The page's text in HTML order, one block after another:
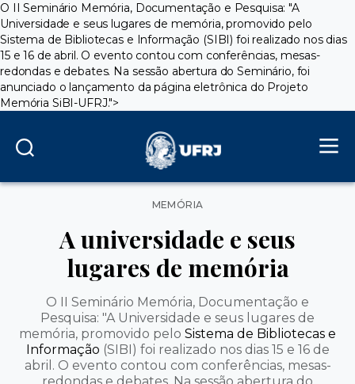
O II Seminário Memória, Documentação e Pesquisa: "A
Universidade e seus lugares de memória, promovido pelo
Sistema de Bibliotecas e Informação (SIBI) foi realizado nos dias
15 e 16 de abril. O evento contou com conferências, mesas-
redondas e debates. Na sessão abertura do Seminário, foi
anunciado o lançamento da página eletrônica do Projeto
Memória SiBI-UFRJ.">
Categorias
MEMÓRIA
A universidade e seus
lugares de memória
O II Seminário Memória, Documentação e
Pesquisa: "A Universidade e seus lugares de
memória, promovido pelo Sistema de Bibliotecas e
Informação (SIBI) foi realizado nos dias 15 e 16 de
abril. O evento contou com conferências, mesas-
redondas e debates. Na sessão abertura do